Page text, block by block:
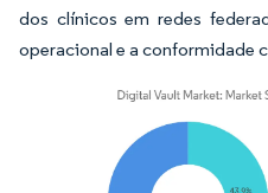
dos clínicos em redes
operacional e a conformidade